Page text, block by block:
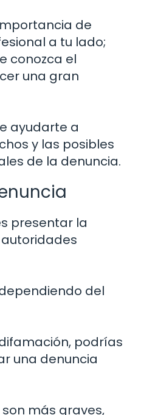
de
a tu lado;
conozca el
una gran
ayudarte a
y las posibles
de la denuncia.
presentar la
del
podrías
una denuncia
más graves,